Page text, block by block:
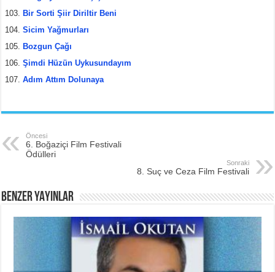
Bir Sorti Şiir Diriltir Beni
Sicim Yağmurları
Bozgun Çağı
Şimdi Hüzün Uykusundayım
Adım Attım Dolunaya
Öncesi
6. Boğaziçi Film Festivali
Ödülleri
Sonraki
8. Suç ve Ceza Film Festivali
BENZER YAYINLAR